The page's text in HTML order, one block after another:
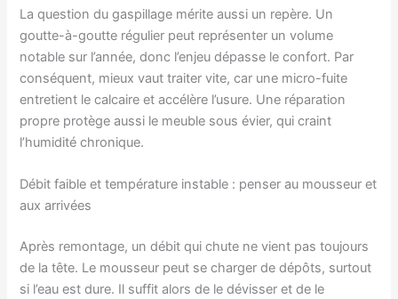
La question du gaspillage mérite aussi un repère. Un
goutte-à-goutte régulier peut représenter un volume
notable sur l’année, donc l’enjeu dépasse le confort. Par
conséquent, mieux vaut traiter vite, car une micro-fuite
entretient le calcaire et accélère l’usure. Une réparation
propre protège aussi le meuble sous évier, qui craint
l’humidité chronique.
Débit faible et température instable : penser au mousseur et
aux arrivées
Après remontage, un débit qui chute ne vient pas toujours
de la tête. Le mousseur peut se charger de dépôts, surtout
si l’eau est dure. Il suffit alors de le dévisser et de le